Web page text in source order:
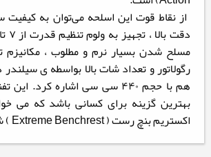
از نقاط قوت این اسلحه می‌توان به کیفیت
مسلح شدن بسیار نرم و مطلوب ، مکانیزم
رگولاتور و تعداد شات بالا بواسطه ی
هم با حجم ۴۴۰ سی سی اشاره کرد.
بهترین گزینه برای کسانی باشد که می
اکستریم بنچ رست ( Extreme Benchrest ) شرکت نمایند .